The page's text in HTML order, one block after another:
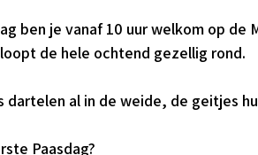
ben je vanaf 10 uur welkom op
loopt de hele ochtend gezellig rond.
dartelen al in de weide, de geitjes
Paasdag?